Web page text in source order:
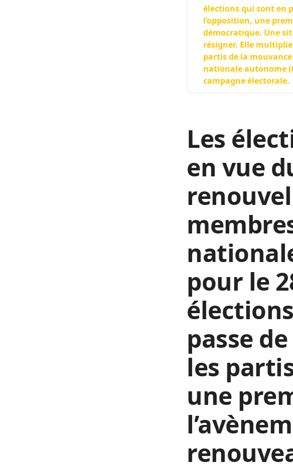
élections qui sont en
l’opposition, une
démocratique. Une
résigner. Elle
partis de la
nationale autonome
campagne électorale.
Les
en vue
pour le
passe
les
une